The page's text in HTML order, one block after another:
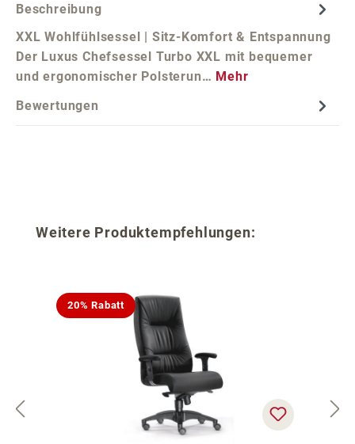
Beschreibung
XXL Wohlfühlsessel | Sitz-Komfort & Entspannung
Der Luxus Chefsessel Turbo XXL mit bequemer
und ergonomischer Polsterun… Mehr
Bewertungen
Produktgalerie überspringen
Weitere Produktempfehlungen:
20% Rabatt